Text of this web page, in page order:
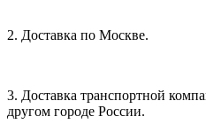
2. Доставка по Москве.
3. Доставка транспортной
другом городе России.